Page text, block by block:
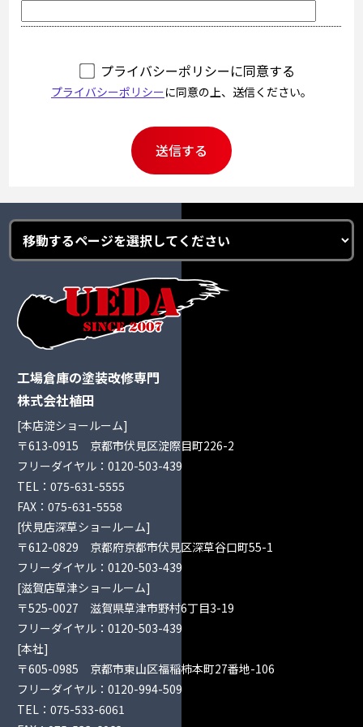
プライバシーポリシーに同意する
プライバシーポリシーに同意の上、送信ください。
工場倉庫の塗装改修専門
株式会社植田
[本店淀ショールーム]
〒613-0915 京都市伏見区淀際目町226-2
フリーダイヤル：0120-503-439
TEL：075-631-5555
FAX：075-631-5558
[伏見店深草ショールーム]
〒612-0829 京都府京都市伏見区深草谷口町55-1
フリーダイヤル：0120-503-439
[滋賀店草津ショールーム]
〒525-0027 滋賀県草津市野村6丁目3-19
フリーダイヤル：0120-503-439
[本社]
〒605-0985 京都市東山区福稲柿本町27番地-106
フリーダイヤル：0120-994-509
TEL：075-533-6061